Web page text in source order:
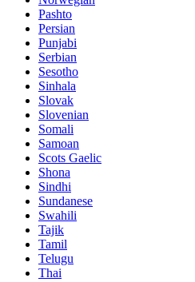
Pashto
Persian
Punjabi
Serbian
Sesotho
Sinhala
Slovak
Slovenian
Somali
Samoan
Scots Gaelic
Shona
Sindhi
Sundanese
Swahili
Tajik
Tamil
Telugu
Thai